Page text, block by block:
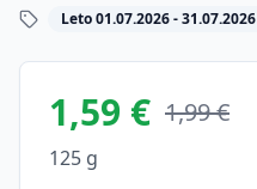
Leto 01.07.2026 - 31.07.2026
1,59 € 1,99 €
125 g